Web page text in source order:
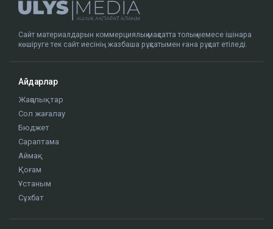
Сайт материалдарын коммерциялық мақсатта толық немесе ішінара
көшіруге тек сайт иесінің жазбаша рұқсатымен ғана рұқсат етіледі.
Айдарлар
Жаңалықтар
Сол жағалау
Бюджет
Сараптама
Аймақ
Қоғам
Ұстаным
Сұхбат